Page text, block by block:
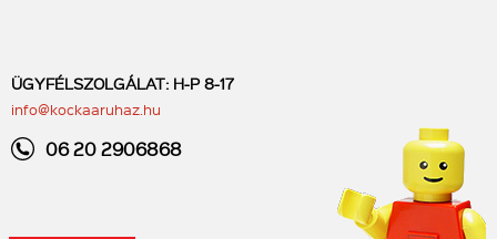
ÜGYFÉLSZOLGÁLAT: H-P 8-17
info@kockaaruhaz.hu
06 20 2906868